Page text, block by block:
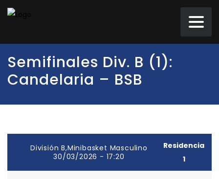
Semifinales Div. B (1):
Candelaria – BSB
División B,Minibasket Masculino
30/03/2026 - 17:20
Residencia
1